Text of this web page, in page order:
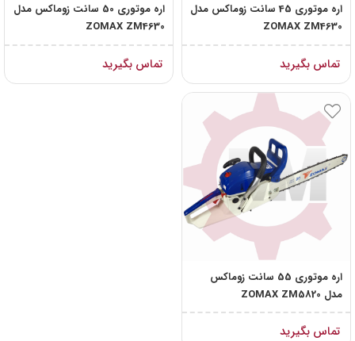
اره موتوری 45 سانت زوماکس مدل
ZOMAX ZM4630
تماس بگیرید
اره موتوری 50 سانت زوماکس مدل
ZOMAX ZM4630
تماس بگیرید
اره موتوری 55 سانت زوماکس
مدل ZOMAX ZM5820
تماس بگیرید